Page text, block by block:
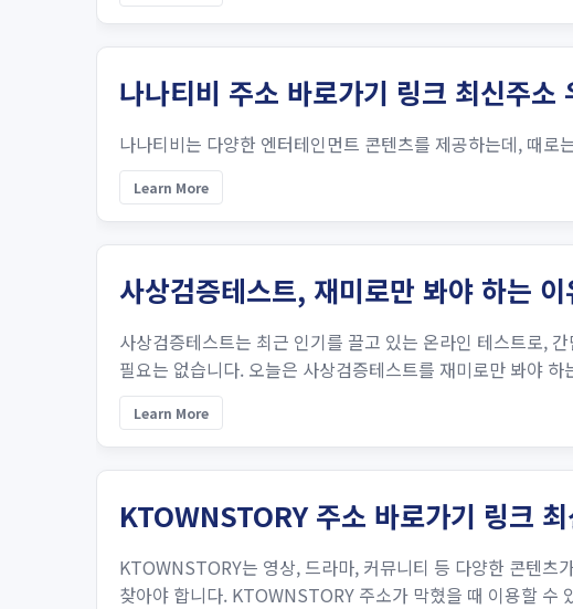
나나티비 주소 바로가기 링크 최신주소
나나티비는 다양한 엔터테인먼트 콘텐츠를 제공하는데, 때
Learn More
사상검증테스트, 재미로만 봐야 하는
사상검증테스트는 최근 인기를 끌고 있는 온라인 테스트로,
필요는 없습니다. 오늘은 사상검증테스트를 재미로만 봐야
Learn More
KTOWNSTORY 주소 바로가기 링크
KTOWNSTORY는 영상, 드라마, 커뮤니티 등 다양한 콘텐츠
찾아야 합니다. KTOWNSTORY 주소가 막혔을 때 이용할 수